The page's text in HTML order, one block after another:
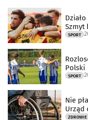
Szmyt
SPORT
Polski
SPORT
Nie
Urząd
ZDROWIE